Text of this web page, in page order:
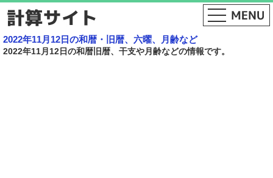
2022年11月12日の和暦・旧暦、六曜、月齢など
2022年11月12日の和暦旧暦、干支や月齢などの情報です。